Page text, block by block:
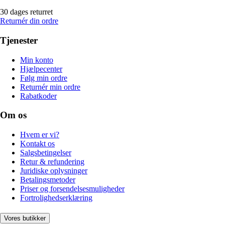
30 dages returret
Returnér din ordre
Tjenester
Min konto
Hjælpecenter
Følg min ordre
Returnér min ordre
Rabatkoder
Om os
Hvem er vi?
Kontakt os
Salgsbetingelser
Retur & refundering
Juridiske oplysninger
Betalingsmetoder
Priser og forsendelsesmuligheder
Fortrolighedserklæring
Vores butikker